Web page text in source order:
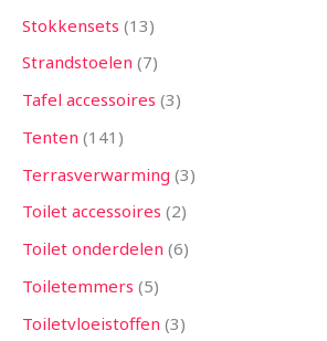
Stokkensets 13
Strandstoelen 7
Tafel accessoires 3
Tenten 141
Terrasverwarming 3
Toilet accessoires 2
Toilet onderdelen 6
Toiletemmers 5
Toiletvloeistoffen 3